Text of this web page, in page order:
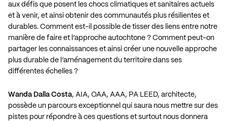
aux défis que posent les chocs climatiques et sanitaires actuels
et à venir, et ainsi obtenir des communautés plus résilientes et
durables. Comment est-il possible de tisser des liens entre notre
manière de faire et l’approche autochtone ? Comment peut-on
partager les connaissances et ainsi créer une nouvelle approche
plus durable de l’aménagement du territoire dans ses
différentes échelles ?
Wanda Dalla Costa, AIA, OAA, AAA, PA LEED, architecte,
possède un parcours exceptionnel qui saura nous mettre sur des
pistes pour répondre à ces questions et surtout nous donnera